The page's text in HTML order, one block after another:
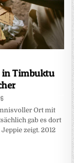
in Timbuktu
Ort mit
gab es dort
zeigt. 2012